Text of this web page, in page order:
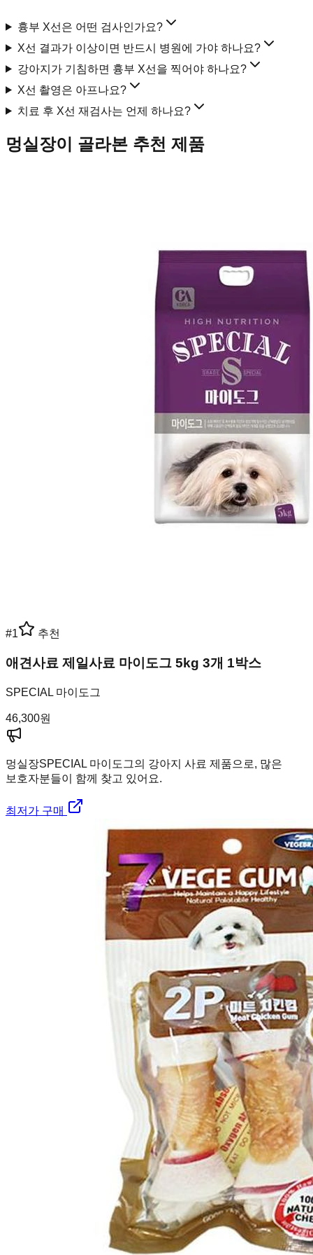
흉부 X선은 어떤 검사인가요?
X선 결과가 이상이면 반드시 병원에 가야 하나요?
강아지가 기침하면 흉부 X선을 찍어야 하나요?
X선 촬영은 아프나요?
치료 후 X선 재검사는 언제 하나요?
멍실장이 골라본 추천 제품
#1 추천
애견사료 제일사료 마이도그 5kg 3개 1박스
SPECIAL 마이도그
46,300원
멍실장SPECIAL 마이도그의 강아지 사료 제품으로, 많은
보호자분들이 함께 찾고 있어요.
최저가 구매